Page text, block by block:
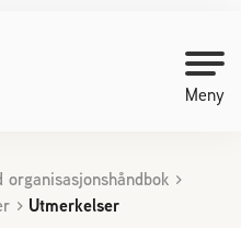
Meny
organisasjonshåndbok
Utmerkelser